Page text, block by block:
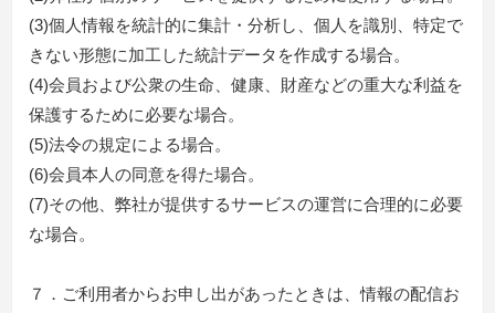
(3)個人情報を統計的に集計・分析し、個人を識別、特定で
きない形態に加工した統計データを作成する場合。
(4)会員および公衆の生命、健康、財産などの重大な利益を
保護するために必要な場合。
(5)法令の規定による場合。
(6)会員本人の同意を得た場合。
(7)その他、弊社が提供するサービスの運営に合理的に必要
な場合。
７．ご利用者からお申し出があったときは、情報の配信お